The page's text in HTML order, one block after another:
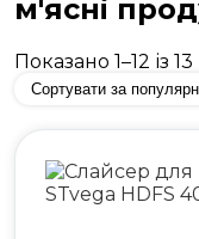
м'ясні
Показано 1–12 із 13